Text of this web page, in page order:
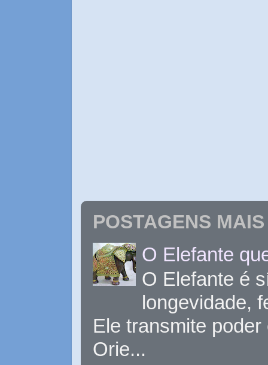
POSTAGENS
O Elefante
O Elefante é
longevidade,
Ele transmite
Orie...